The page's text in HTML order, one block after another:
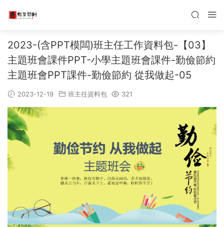
2023-(含PPT模闆)班主任工作資料包-【03】
主題班會課件PPT-小學主題班會課件-勤儉節約
主題班會PPT課件-勤儉節約 從我做起-05
2023-12-19 班主任資料包 321